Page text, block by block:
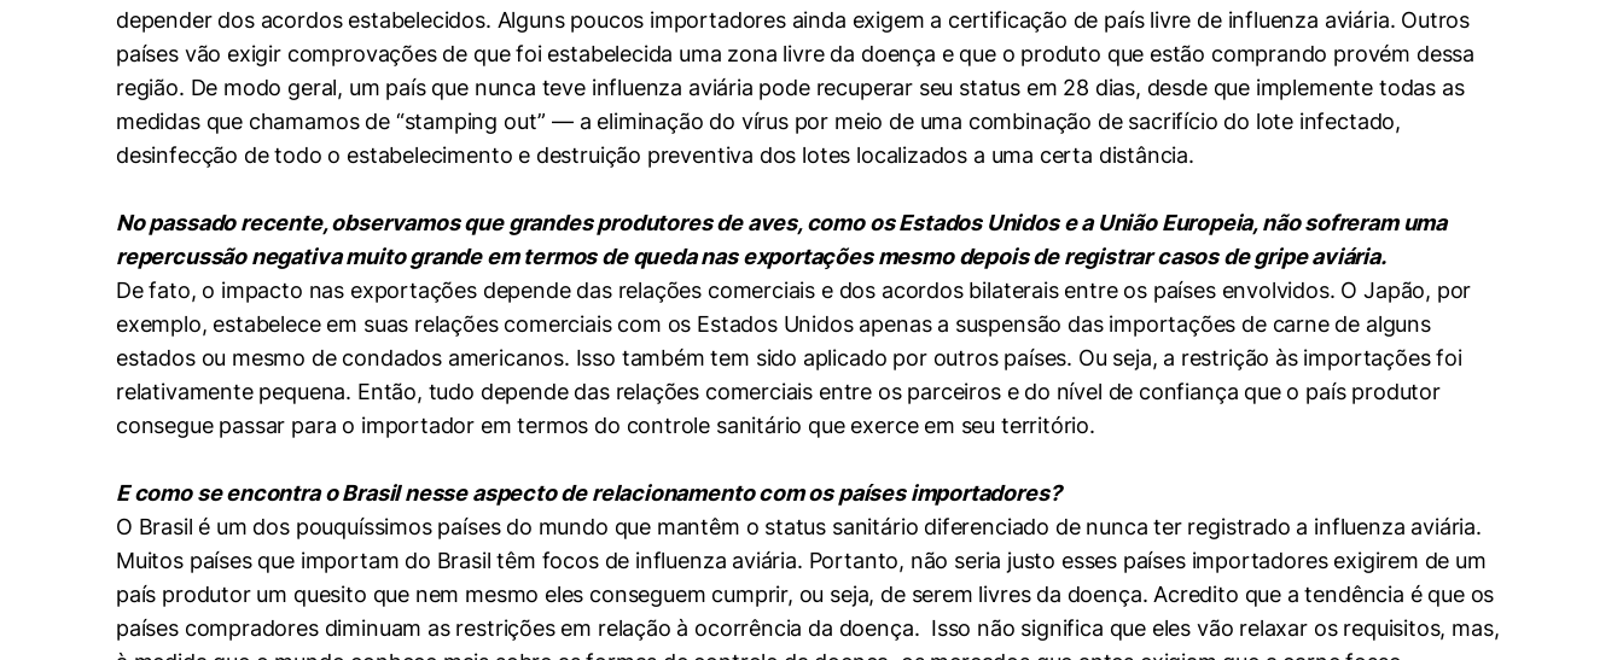
depender dos acordos estabelecidos. Alguns poucos importadores ainda exigem a certificação de país livre de influenza aviária. Outros
países vão exigir comprovações de que foi estabelecida uma zona livre da doença e que o produto que estão comprando provém dessa
região. De modo geral, um país que nunca teve influenza aviária pode recuperar seu status em 28 dias, desde que implemente todas as
medidas que chamamos de “stamping out” — a eliminação do vírus por meio de uma combinação de sacrifício do lote infectado,
desinfecção de todo o estabelecimento e destruição preventiva dos lotes localizados a uma certa distância.
No passado recente, observamos que grandes produtores de aves, como os Estados Unidos e a União Europeia, não sofreram uma
repercussão negativa muito grande em termos de queda nas exportações mesmo depois de registrar casos de gripe aviária.
De fato, o impacto nas exportações depende das relações comerciais e dos acordos bilaterais entre os países envolvidos. O Japão, por
exemplo, estabelece em suas relações comerciais com os Estados Unidos apenas a suspensão das importações de carne de alguns
estados ou mesmo de condados americanos. Isso também tem sido aplicado por outros países. Ou seja, a restrição às importações foi
relativamente pequena. Então, tudo depende das relações comerciais entre os parceiros e do nível de confiança que o país produtor
consegue passar para o importador em termos do controle sanitário que exerce em seu território.
E como se encontra o Brasil nesse aspecto de relacionamento com os países importadores?
O Brasil é um dos pouquíssimos países do mundo que mantêm o status sanitário diferenciado de nunca ter registrado a influenza aviária.
Muitos países que importam do Brasil têm focos de influenza aviária. Portanto, não seria justo esses países importadores exigirem de um
país produtor um quesito que nem mesmo eles conseguem cumprir, ou seja, de serem livres da doença. Acredito que a tendência é que os
países compradores diminuam as restrições em relação à ocorrência da doença. Isso não significa que eles vão relaxar os requisitos, mas,